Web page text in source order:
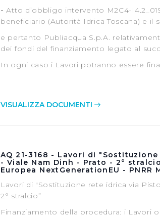
-Atto d’obbligo intervento M2C4-
beneficiario (Autorità Idrica Toscana) e il
e pertanto Publiacqua S.p.A.
dei fondi del finanziamento legato al
In ogni caso i Lavori potranno essere
VISUALIZZA DOCUMENTI
AQ 21-3168 - Lavori di
- Viale Nam Dinh - Prato - 2°
Europea NextGenerationEU - PNRR
Lavori di "Sostituzione rete idrica via
2° stralcio”
Finanziamento della procedura: i Lavori